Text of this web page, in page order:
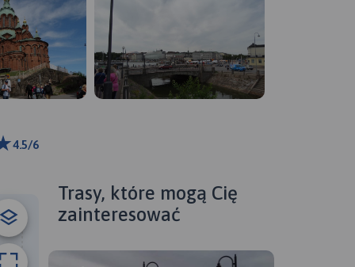
4.5/6
Trasy, które mogą Cię
zainteresować